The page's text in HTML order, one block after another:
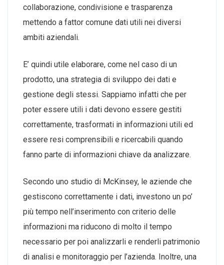
collaborazione, condivisione e trasparenza
mettendo a fattor comune dati utili nei diversi
ambiti aziendali.
E’ quindi utile elaborare, come nel caso di un
prodotto, una strategia di sviluppo dei dati e
gestione degli stessi. Sappiamo infatti che per
poter essere utili i dati devono essere gestiti
correttamente, trasformati in informazioni utili ed
essere resi comprensibili e ricercabili quando
fanno parte di informazioni chiave da analizzare.
Secondo uno studio di McKinsey, le aziende che
gestiscono correttamente i dati, investono un po’
più tempo nell’inserimento con criterio delle
informazioni ma riducono di molto il tempo
necessario per poi analizzarli e renderli patrimonio
di analisi e monitoraggio per l’azienda. Inoltre, una